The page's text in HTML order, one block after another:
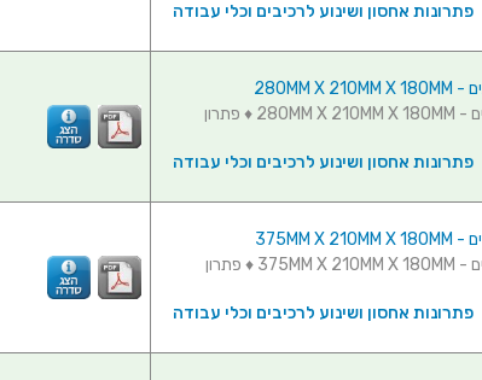
פתרונות אחסון ושינוע לרכיבים וכלי עבודה
סט 10 תאי אחסון מודולריים צהובים - 280MM X 210MM X 180MM ♦ פתרון
פתרונות אחסון ושינוע לרכיבים וכלי עבודה
סט 10 תאי אחסון מודולריים אפורים - 375MM X 210MM X 180MM ♦ פתרון
פתרונות אחסון ושינוע לרכיבים וכלי עבודה